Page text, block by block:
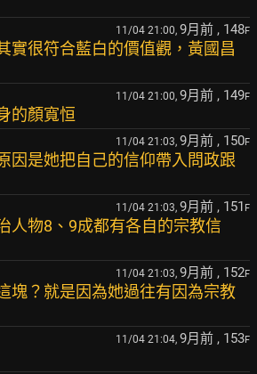
11/04 21:00, 9月前 , 148F
實很符合藍白的價值觀，黃國昌
11/04 21:00, 9月前 , 149F
的顏寬恒
11/04 21:03, 9月前 , 150F
因是她把自己的信仰帶入問政跟
11/04 21:03, 9月前 , 151 F
人物8、9成都有各自的宗教信
11/04 21:03, 9月前 , 152F
塊？就是因為她過往有因為宗教
11/04 21:04, 9月前 , 153F